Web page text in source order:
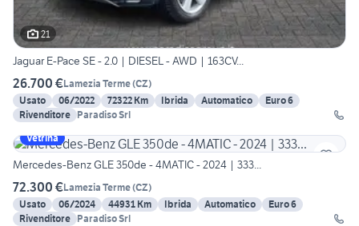
21
Jaguar E-Pace SE - 2.0 | DIESEL - AWD | 163CV...
26.700 €Lamezia Terme(CZ)
Usato
06/2022 72322 Km Ibrida Automatico
Euro 6
Rivenditore Paradiso Srl
Vetrina
Mercedes-Benz GLE 350de - 4MATIC - 2024 | 333...
72.300 €Lamezia Terme(CZ)
Usato
06/2024 44931 Km Ibrida Automatico
Euro 6
Rivenditore Paradiso Srl